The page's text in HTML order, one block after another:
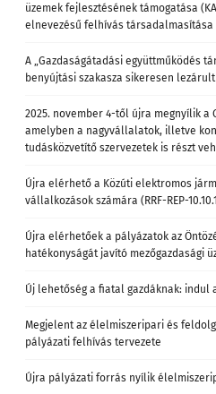
üzemek fejlesztésének támogatása
elnevezésű felhívás társadalmasítása
A „Gazdaságátadási együttműködés
benyújtási szakasza sikeresen lezárult
2025. november 4-től újra megnyílik a
amelyben a nagyvállalatok, illetve
tudásközvetítő szervezetek is részt
Újra elérhető a Közúti elektromos
vállalkozások számára (RRF-REP-
Újra elérhetőek a pályázatok az
hatékonyságát javító mezőgazdasági
Új lehetőség a fiatal gazdáknak: indul
Megjelent az élelmiszeripari és
pályázati felhívás tervezete
Újra pályázati forrás nyílik